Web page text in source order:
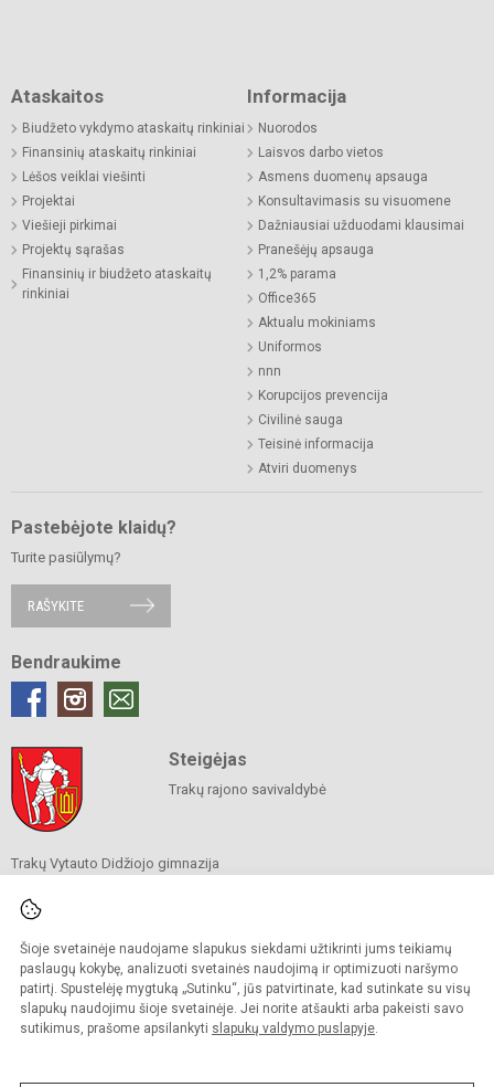
Šioje svetainėje naudojame slapukus siekdami užtikrinti jums teikiamų
paslaugų kokybę, analizuoti svetainės naudojimą ir optimizuoti naršymo
patirtį. Spustelėję mygtuką „Sutinku“, jūs patvirtinate, kad sutinkate su visų
slapukų naudojimu šioje svetainėje. Jei norite atšaukti arba pakeisti savo
sutikimus, prašome apsilankyti slapukų valdymo puslapyje.
Ataskaitos
Biudžeto vykdymo ataskaitų rinkiniai
Finansinių ataskaitų rinkiniai
Lėšos veiklai viešinti
Projektai
Viešieji pirkimai
Projektų sąrašas
Finansinių ir biudžeto ataskaitų
rinkiniai
Informacija
Nuorodos
Laisvos darbo vietos
Asmens duomenų apsauga
Konsultavimasis su visuomene
Dažniausiai užduodami klausimai
Pranešėjų apsauga
1,2% parama
Office365
Aktualu mokiniams
Uniformos
nnn
Korupcijos prevencija
Civilinė sauga
Teisinė informacija
Atviri duomenys
Pastebėjote klaidų?
Turite pasiūlymų?
RAŠYKITE
Bendraukime
Steigėjas
Trakų rajono savivaldybė
Trakų Vytauto Didžiojo gimnazija
Birutės g. 48, 21114 Trakai
Tel.+37052855676
El. p. rastine@vtdz.trakai.lm.lt
Duomenys kaupiami ir saugomi
Juridinių asmenų registre
Įmonės kodas 190667368
© 2021. Trakų Vytauto Didžiojo gimnazija. Visos teisės saugomos.